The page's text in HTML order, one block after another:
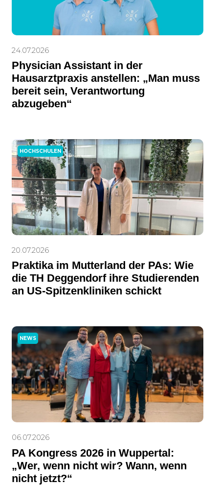
24.07.2026
Physician Assistant in der
Hausarztpraxis anstellen: „Man muss
bereit sein, Verantwortung
abzugeben“
HOCHSCHULEN
20.07.2026
Praktika im Mutterland der PAs: Wie
die TH Deggendorf ihre Studierenden
an US-Spitzenkliniken schickt
NEWS
06.07.2026
PA Kongress 2026 in Wuppertal:
„Wer, wenn nicht wir? Wann, wenn
nicht jetzt?“